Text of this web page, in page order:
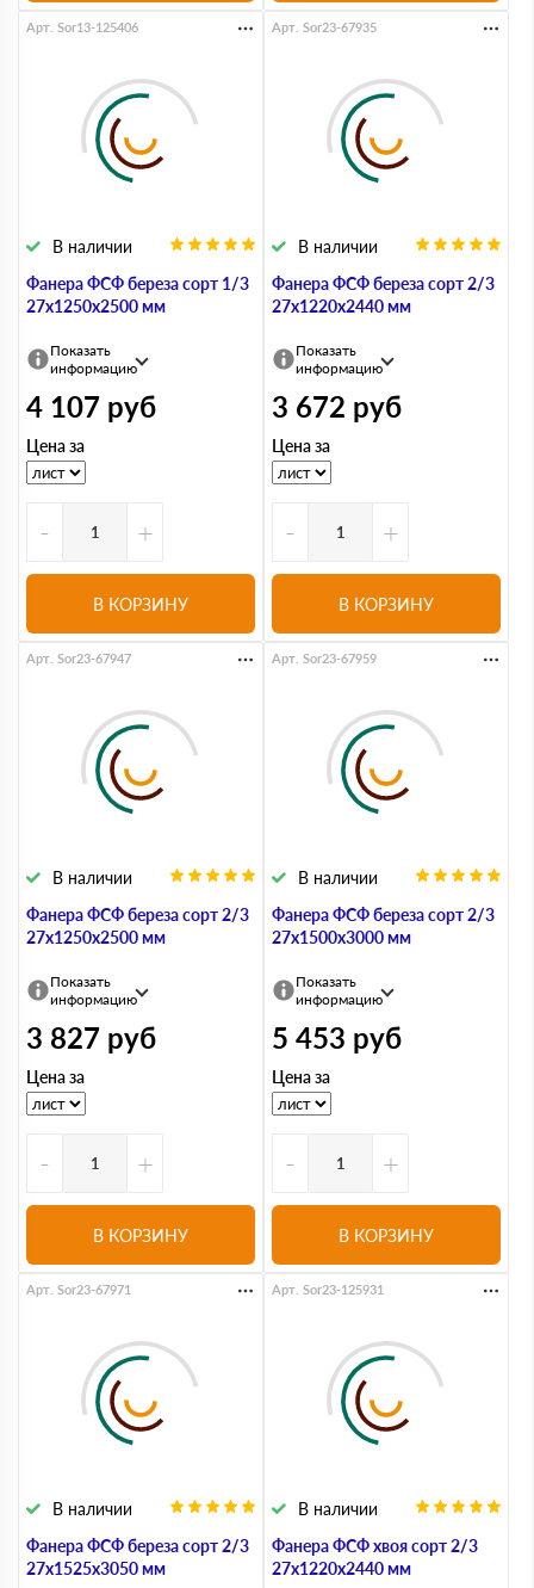
Фанера ФСФ береза сорт 1/3
27х1250х2500 мм
В наличии
Арт. Sor13-125406
Показать
информацию
4 107 руб
Цена за
- +
В КОРЗИНУ
Фанера ФСФ береза сорт 2/3
27х1220х2440 мм
В наличии
Арт. Sor23-67935
Показать
информацию
3 672 руб
Цена за
- +
В КОРЗИНУ
Фанера ФСФ береза сорт 2/3
27х1250х2500 мм
В наличии
Арт. Sor23-67947
Показать
информацию
3 827 руб
Цена за
- +
В КОРЗИНУ
Фанера ФСФ береза сорт 2/3
27х1500х3000 мм
В наличии
Арт. Sor23-67959
Показать
информацию
5 453 руб
Цена за
- +
В КОРЗИНУ
Фанера ФСФ береза сорт 2/3
27х1525х3050 мм
В наличии
Арт. Sor23-67971
Фанера ФСФ хвоя сорт 2/3
27х1220х2440 мм
В наличии
Арт. Sor23-125931